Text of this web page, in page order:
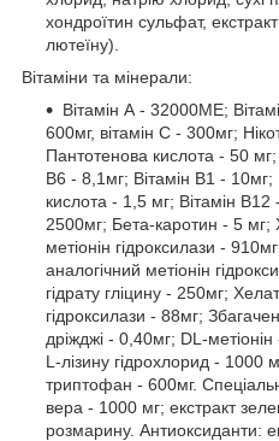
хондроїтин сульфат,
лютеїну).
Вітаміни та мінерали:
Вітамін А - 32000МЕ;
600мг, вітамін С - 300мг;
Пантотенова кислота - 50 мг;
В6 - 8,1мг; Вітамін В1 - 10мг;
кислота - 1,5 мг; Вітамін
2500мг; Бета-каротин - 5 мг;
метіонін гідроксилази -
аналогічний метіонін
гідрату гліцину - 250мг;
гідроксилази - 88мг;
дріжджі - 0,40мг; DL-
L-лізину гідрохлорид - 1000
триптофан - 600мг.
вера - 1000 мг; екстракт
розмарину. Антиоксиданти: